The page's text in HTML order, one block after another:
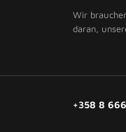
Wir
daran,
+358 8